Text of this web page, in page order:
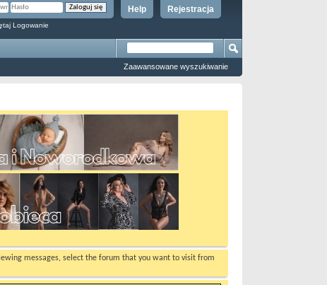
Rejestracja
Help
Logowanie
Zaawansowane wyszukiwanie
messages, select the forum that you want to visit from